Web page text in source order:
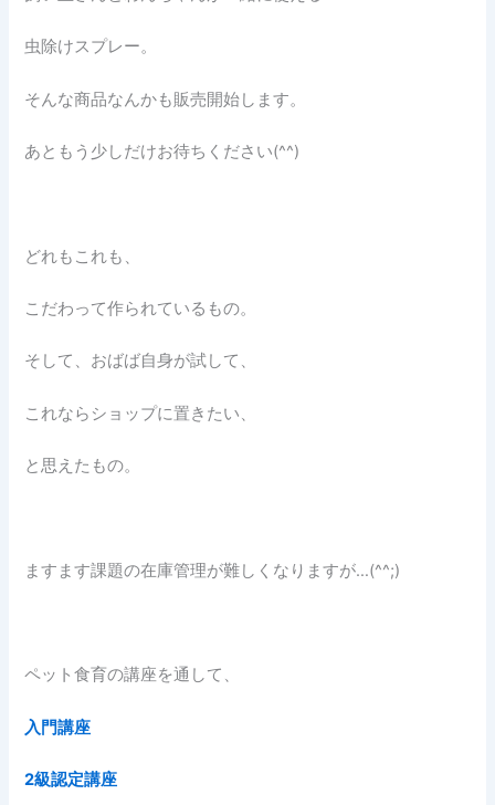
虫除けスプレー。
そんな商品なんかも販売開始します。
あともう少しだけお待ちください(^^)
どれもこれも、
こだわって作られているもの。
そして、おばば自身が試して、
これならショップに置きたい、
と思えたもの。
ますます課題の在庫管理が難しくなりますが…(^^;)
ペット食育の講座を通して、
入門講座
2級認定講座